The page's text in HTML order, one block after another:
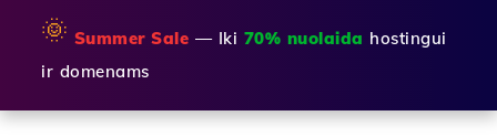
🌞 Summer Sale — Iki 70% nuolaida hostingui
ir domenams